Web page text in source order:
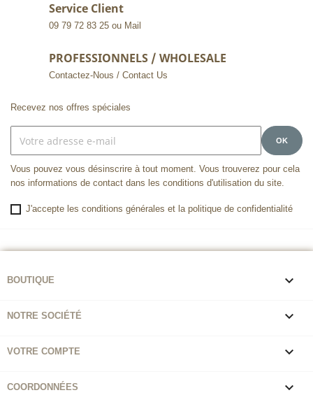
Service Client
09 79 72 83 25 ou Mail
PROFESSIONNELS / WHOLESALE
Contactez-Nous / Contact Us
Recevez nos offres spéciales
Vous pouvez vous désinscrire à tout moment. Vous trouverez pour cela
nos informations de contact dans les conditions d'utilisation du site.
J'accepte les conditions générales et la politique de confidentialité
BOUTIQUE 
NOTRE SOCIÉTÉ 
VOTRE COMPTE 
COORDONNÉES 